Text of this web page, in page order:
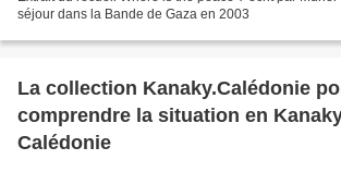
séjour dans la Bande de Gaza en 2003
La collection Kanaky.Calédonie
comprendre la situation en
Calédonie